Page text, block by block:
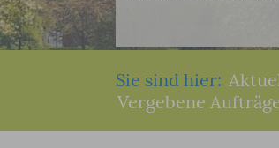
Sie sind hier:
Vergebene